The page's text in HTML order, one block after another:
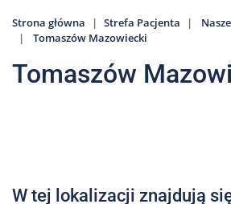
O
nas
Marki
AHP
Strona główna Strefa Pacjenta
Tomaszów Mazowiecki
Tomaszów
W tej lokalizacji znajdują